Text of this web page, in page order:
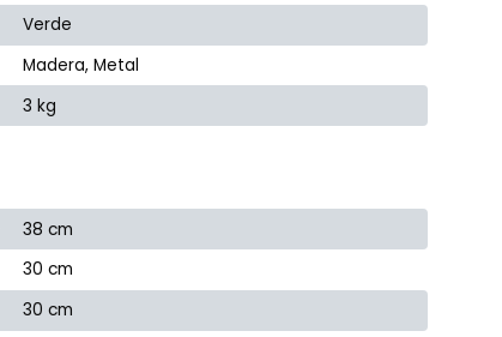
Verde
Madera, Metal
3 kg
38 cm
30 cm
30 cm